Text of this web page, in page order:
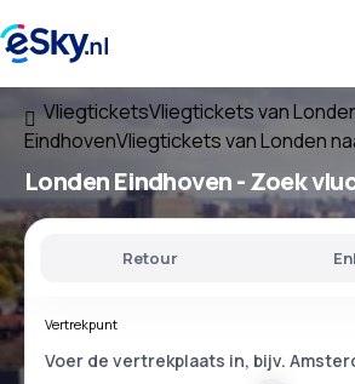
VliegticketsVliegtickets van
EindhovenVliegtickets van Londen
Londen Eindhoven- Zoek
Retour
Vertrekpunt